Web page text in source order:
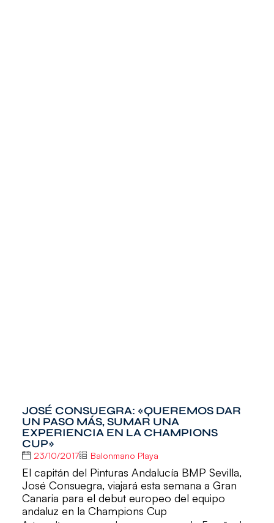
JOSÉ CONSUEGRA: «QUEREMOS DAR
UN PASO MÁS, SUMAR UNA
EXPERIENCIA EN LA CHAMPIONS
CUP»
23/10/2017 Balonmano Playa
El capitán del Pinturas Andalucía BMP Sevilla,
José Consuegra, viajará esta semana a Gran
Canaria para el debut europeo del equipo
andaluz en la Champions Cup